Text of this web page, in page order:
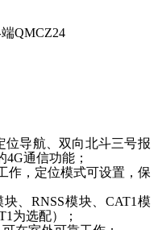
QMCZ24
位导航、双向北斗三号报
4G通信功能；
作，定位模式可设置，保
块、RNSS模块、CAT1模
为选配）；